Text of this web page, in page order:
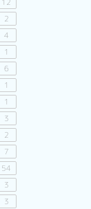
12
2
4
1
6
1
1
3
2
7
54
3
3